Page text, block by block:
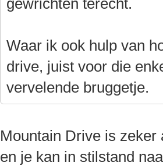
gewrichten terecht.
Waar ik ook hulp van
drive, juist voor die
vervelende bruggetje.
Mountain Drive is
en je kan in stilstand